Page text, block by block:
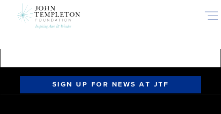
SIGN UP FOR NEWS AT JTF